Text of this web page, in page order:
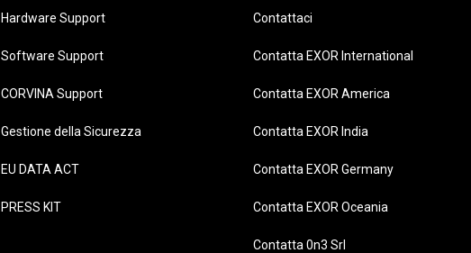
Hardware Support
Software Support
CORVINA Support
Gestione della Sicurezza
EU DATA ACT
PRESS KIT
Contattaci
Contatta EXOR International
Contatta EXOR America
Contatta EXOR India
Contatta EXOR Germany
Contatta EXOR Oceania
Contatta 0n3 Srl